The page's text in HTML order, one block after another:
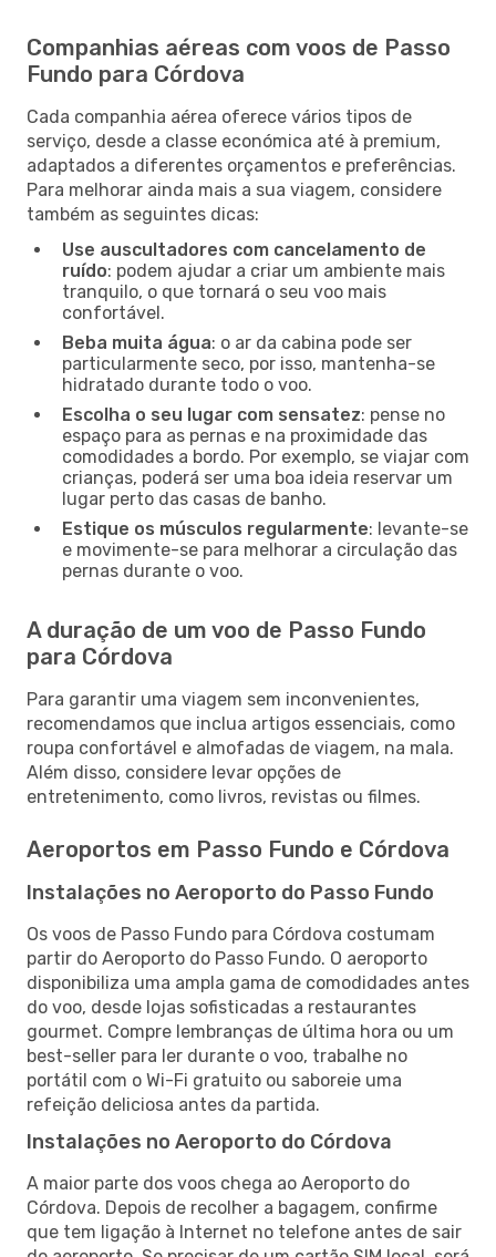
Companhias aéreas com voos de Passo
Fundo para Córdova
Cada companhia aérea oferece vários tipos de
serviço, desde a classe económica até à premium,
adaptados a diferentes orçamentos e preferências.
Para melhorar ainda mais a sua viagem, considere
também as seguintes dicas:
Use auscultadores com cancelamento de
ruído: podem ajudar a criar um ambiente mais
tranquilo, o que tornará o seu voo mais
confortável.
Beba muita água: o ar da cabina pode ser
particularmente seco, por isso, mantenha-se
hidratado durante todo o voo.
Escolha o seu lugar com sensatez: pense no
espaço para as pernas e na proximidade das
comodidades a bordo. Por exemplo, se viajar com
crianças, poderá ser uma boa ideia reservar um
lugar perto das casas de banho.
Estique os músculos regularmente: levante-se
e movimente-se para melhorar a circulação das
pernas durante o voo.
A duração de um voo de Passo Fundo
para Córdova
Para garantir uma viagem sem inconvenientes,
recomendamos que inclua artigos essenciais, como
roupa confortável e almofadas de viagem, na mala.
Além disso, considere levar opções de
entretenimento, como livros, revistas ou filmes.
Aeroportos em Passo Fundo e Córdova
Instalações no Aeroporto do Passo Fundo
Os voos de Passo Fundo para Córdova costumam
partir do Aeroporto do Passo Fundo. O aeroporto
disponibiliza uma ampla gama de comodidades antes
do voo, desde lojas sofisticadas a restaurantes
gourmet. Compre lembranças de última hora ou um
best-seller para ler durante o voo, trabalhe no
portátil com o Wi-Fi gratuito ou saboreie uma
refeição deliciosa antes da partida.
Instalações no Aeroporto do Córdova
A maior parte dos voos chega ao Aeroporto do
Córdova. Depois de recolher a bagagem, confirme
que tem ligação à Internet no telefone antes de sair